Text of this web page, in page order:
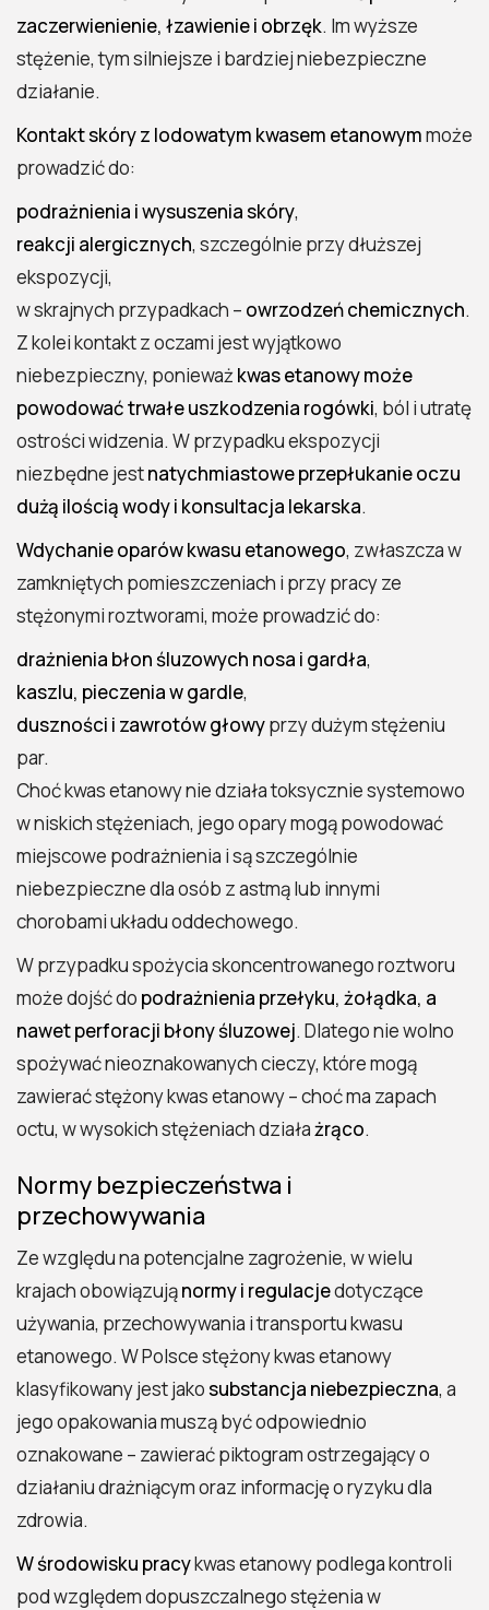
zaczerwienienie, łzawienie i obrzęk. Im wyższe
stężenie, tym silniejsze i bardziej niebezpieczne
działanie.
Kontakt skóry z lodowatym kwasem etanowymmoże
prowadzić do:
podrażnienia i wysuszenia skóry,
reakcji alergicznych, szczególnie przy dłuższej
ekspozycji,
w skrajnych przypadkach – owrzodzeń chemicznych.
Z kolei kontakt z oczami jest wyjątkowo
niebezpieczny, ponieważ kwas etanowy może
powodować trwałe uszkodzenia rogówki, ból i utratę
ostrości widzenia. W przypadku ekspozycji
niezbędne jestnatychmiastowe przepłukanie oczu
dużą ilością wody i konsultacja lekarska.
Wdychanie oparów kwasu etanowego, zwłaszcza w
zamkniętych pomieszczeniach i przy pracy ze
stężonymi roztworami, może prowadzić do:
drażnienia błon śluzowych nosa i gardła,
kaszlu, pieczenia w gardle,
duszności i zawrotów głowyprzy dużym stężeniu
par.
Choć kwas etanowy nie działa toksycznie systemowo
w niskich stężeniach, jego opary mogą powodować
miejscowe podrażnienia i są szczególnie
niebezpieczne dla osób z astmą lub innymi
chorobami układu oddechowego.
W przypadku spożycia skoncentrowanego roztworu
może dojść do podrażnienia przełyku, żołądka, a
nawet perforacji błony śluzowej. Dlatego nie wolno
spożywać nieoznakowanych cieczy, które mogą
zawierać stężony kwas etanowy – choć ma zapach
octu, w wysokich stężeniach działażrąco.
Normy bezpieczeństwa i
przechowywania
Ze względu na potencjalne zagrożenie, w wielu
krajach obowiązująnormy i regulacjedotyczące
używania, przechowywania i transportu kwasu
etanowego. W Polsce stężony kwas etanowy
klasyfikowany jest jakosubstancja niebezpieczna, a
jego opakowania muszą być odpowiednio
oznakowane – zawierać piktogram ostrzegający o
działaniu drażniącym oraz informację o ryzyku dla
zdrowia.
W środowisku pracykwas etanowy podlega kontroli
pod względem dopuszczalnego stężenia w